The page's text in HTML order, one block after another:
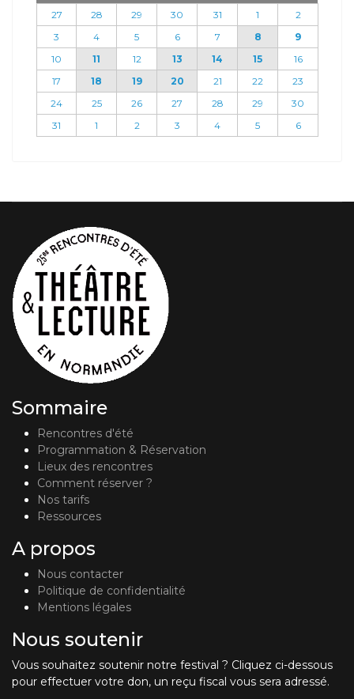
27
28 29 30 31 1
2
3
4 5 6 7 8
9
10
11 12 13 14 15
16
17
18 19 20 21 22
23
24
25 26 27 28 29
30
31
1 2 3 4 5 6
Sommaire
Rencontres d'été
Programmation & Réservation
Lieux des rencontres
Comment réserver ?
Nos tarifs
Ressources
A propos
Nous contacter
Politique de confidentialité
Mentions légales
Nous soutenir
Vous souhaitez soutenir notre festival ? Cliquez ci-dessous
pour effectuer votre don, un reçu fiscal vous sera adressé.